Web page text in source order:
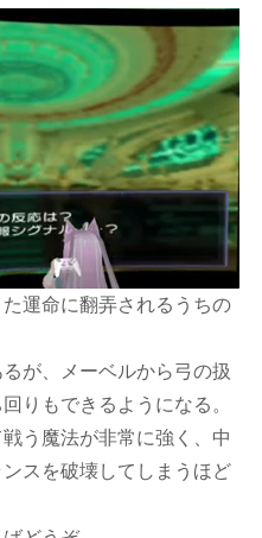
運命に翻弄されるうちの
が、メーベルから弓の扱
りもできるようになる。
う魔法が非常に強く、中
スを破壊してしまうほど